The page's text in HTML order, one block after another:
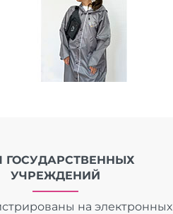
ГОСУДАРСТВЕННЫХ
УЧРЕЖДЕНИЙ
на электронных